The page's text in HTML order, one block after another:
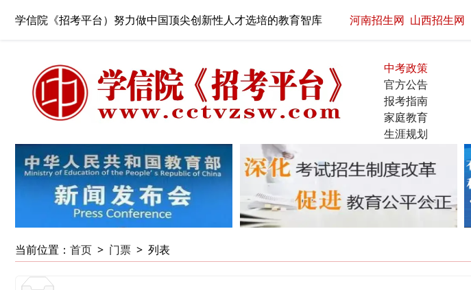
学信院《招考平台）努力做中国顶尖创新性人才选培的教育智库 河南招生网 山西招生网
中考政策
官方公告
报考指南
家庭教育
生涯规划
当前位置： 首页 > 门票 > 列表